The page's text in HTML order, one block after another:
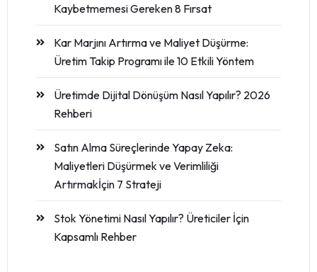
Kaybetmemesi Gereken 8 Fırsat
Kar Marjını Artırma ve Maliyet Düşürme:
Üretim Takip Programı ile 10 Etkili Yöntem
Üretimde Dijital Dönüşüm Nasıl Yapılır? 2026
Rehberi
Satın Alma Süreçlerinde Yapay Zeka:
Maliyetleri Düşürmek ve Verimliliği
Artırmakİçin 7 Strateji
Stok Yönetimi Nasıl Yapılır? Üreticiler İçin
Kapsamlı Rehber